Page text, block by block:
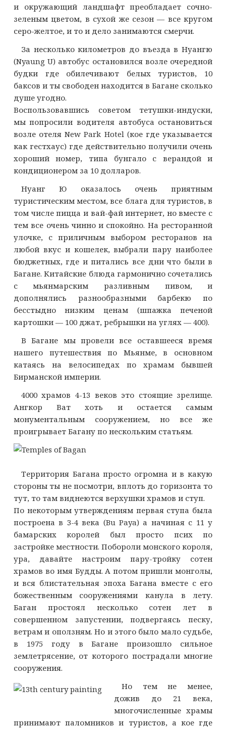
и окружающий ландшафт преобладает сочно-
зеленым цветом, в сухой же сезон — все кругом
серо-желтое, и то и дело занимаются смерчи.
За несколько километров до въезда в Нуангю
(Nyaung U) автобус остановился возле очередной
будки где обилечивают белых туристов, 10
баксов и ты свободен находится в Багане сколько
душе угодно.
Воспользовавшись советом тетушки-индуски,
мы попросили водителя автобуса остановиться
возле отеля New Park Hotel (кое где указывается
как гестхаус) где действительно получили очень
хороший номер, типа бунгало с верандой и
кондиционером за 10 долларов.
Нуанг Ю оказалось очень приятным
туристическим местом, все блага для туристов, в
том числе пицца и вай-фай интернет, но вместе с
тем все очень чинно и спокойно. На ресторанной
улочке, с приличным выбором ресторанов на
любой вкус и кошелек, выбрали пару наиболее
бюджетных, где и питались все дни что были в
Багане. Китайские блюда гармонично сочетались
с мьянмарским разливным пивом, и
дополнялись разнообразными барбекю по
бесстыдно низким ценам (шпажка печеной
картошки — 100 джат, ребрышки на углях — 400).
В Багане мы провели все оставшееся время
нашего путешествия по Мьянме, в основном
катаясь на велосипедах по храмам бывшей
Бирманской империи.
4000 храмов 4-13 веков это стоящие зрелище.
Ангкор Ват хоть и остается самым
монументальным сооружением, но все же
проигрывает Багану по нескольким статьям.
Территория Багана просто огромна и в какую
стороны ты не посмотри, вплоть до горизонта то
тут, то там виднеются верхушки храмов и ступ.
По некоторым утверждениям первая ступа была
построена в 3-4 века (Bu Paya) а начиная с 11 у
бамарских королей был просто псих по
застройке местности. Побороли монского короля,
ура, давайте настроим пару-тройку сотен
храмов во имя Будды. А потом пришли монголы,
и вся блистательная эпоха Багана вместе с его
божественным сооружениями канула в лету.
Баган простоял несколько сотен лет в
совершенном запустении, подвергаясь песку,
ветрам и оползням. Но и этого было мало судьбе,
в 1975 году в Багане произошло сильное
землетрясение, от которого пострадали многие
сооружения.
Но тем не менее,
дожив до 21 века,
многочисленные храмы
принимают паломников и туристов, а кое где